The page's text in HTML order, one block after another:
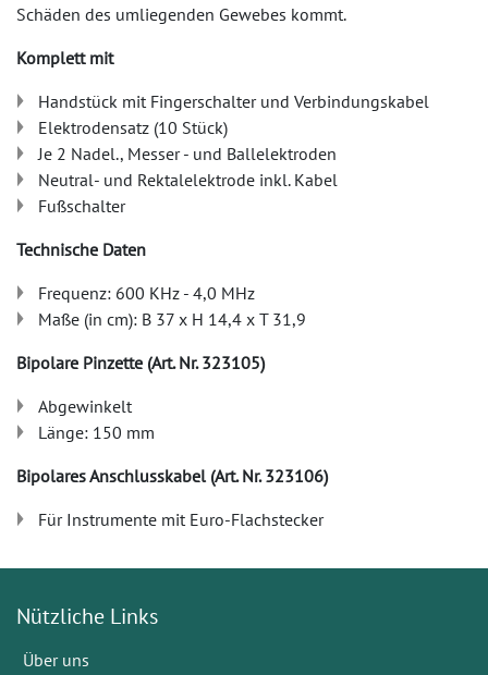
Schäden des umliegenden Gewebes kommt.
Komplett mit
Handstück mit Fingerschalter und Verbindungskabel
Elektrodensatz (10 Stück)
Je 2 Nadel., Messer - und Ballelektroden
Neutral- und Rektalelektrode inkl. Kabel
Fußschalter
Technische Daten
Frequenz: 600 KHz - 4,0 MHz
Maße (in cm): B 37 x H 14,4 x T 31,9
Bipolare Pinzette (Art. Nr. 323105)
Abgewinkelt
Länge: 150 mm
Bipolares Anschlusskabel (Art. Nr. 323106)
Für Instrumente mit Euro-Flachstecker
Nützliche Links
Über uns